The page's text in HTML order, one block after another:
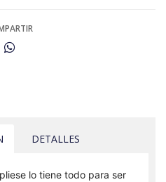
DETALLES
lo tiene todo para ser